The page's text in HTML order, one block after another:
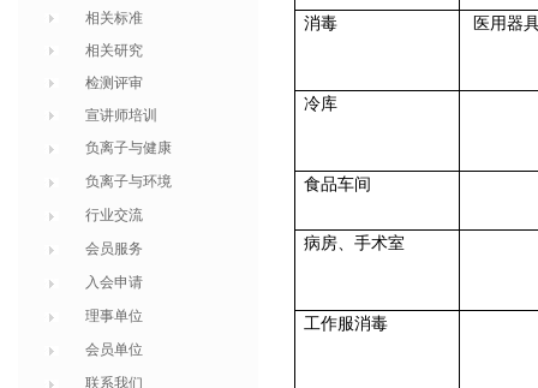
相关标准
相关研究
检测评审
宣讲师培训
负离子与健康
负离子与环境
行业交流
会员服务
入会申请
理事单位
会员单位
联系我们
消毒 医用器
冷库
食品车间
病房、手术室
工作服消毒